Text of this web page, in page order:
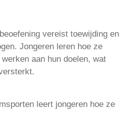
vereist toewijding en
Jongeren leren hoe ze
aan hun doelen, wat
leert jongeren hoe ze